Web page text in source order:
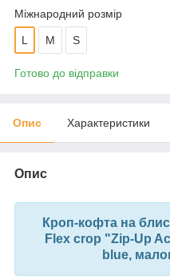
Міжнародний розмір
L M S
Готово до відправки
Опис Характеристики
Опис
Кроп-кофта на
Flex crop "Zip-Up
blue,